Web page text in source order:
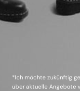
*Ich möchte zukünftig
über aktuelle Angebote